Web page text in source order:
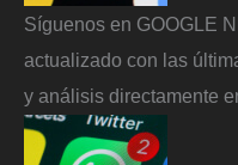
Síguenos en GOOGLE
actualizado con las
y análisis directamente